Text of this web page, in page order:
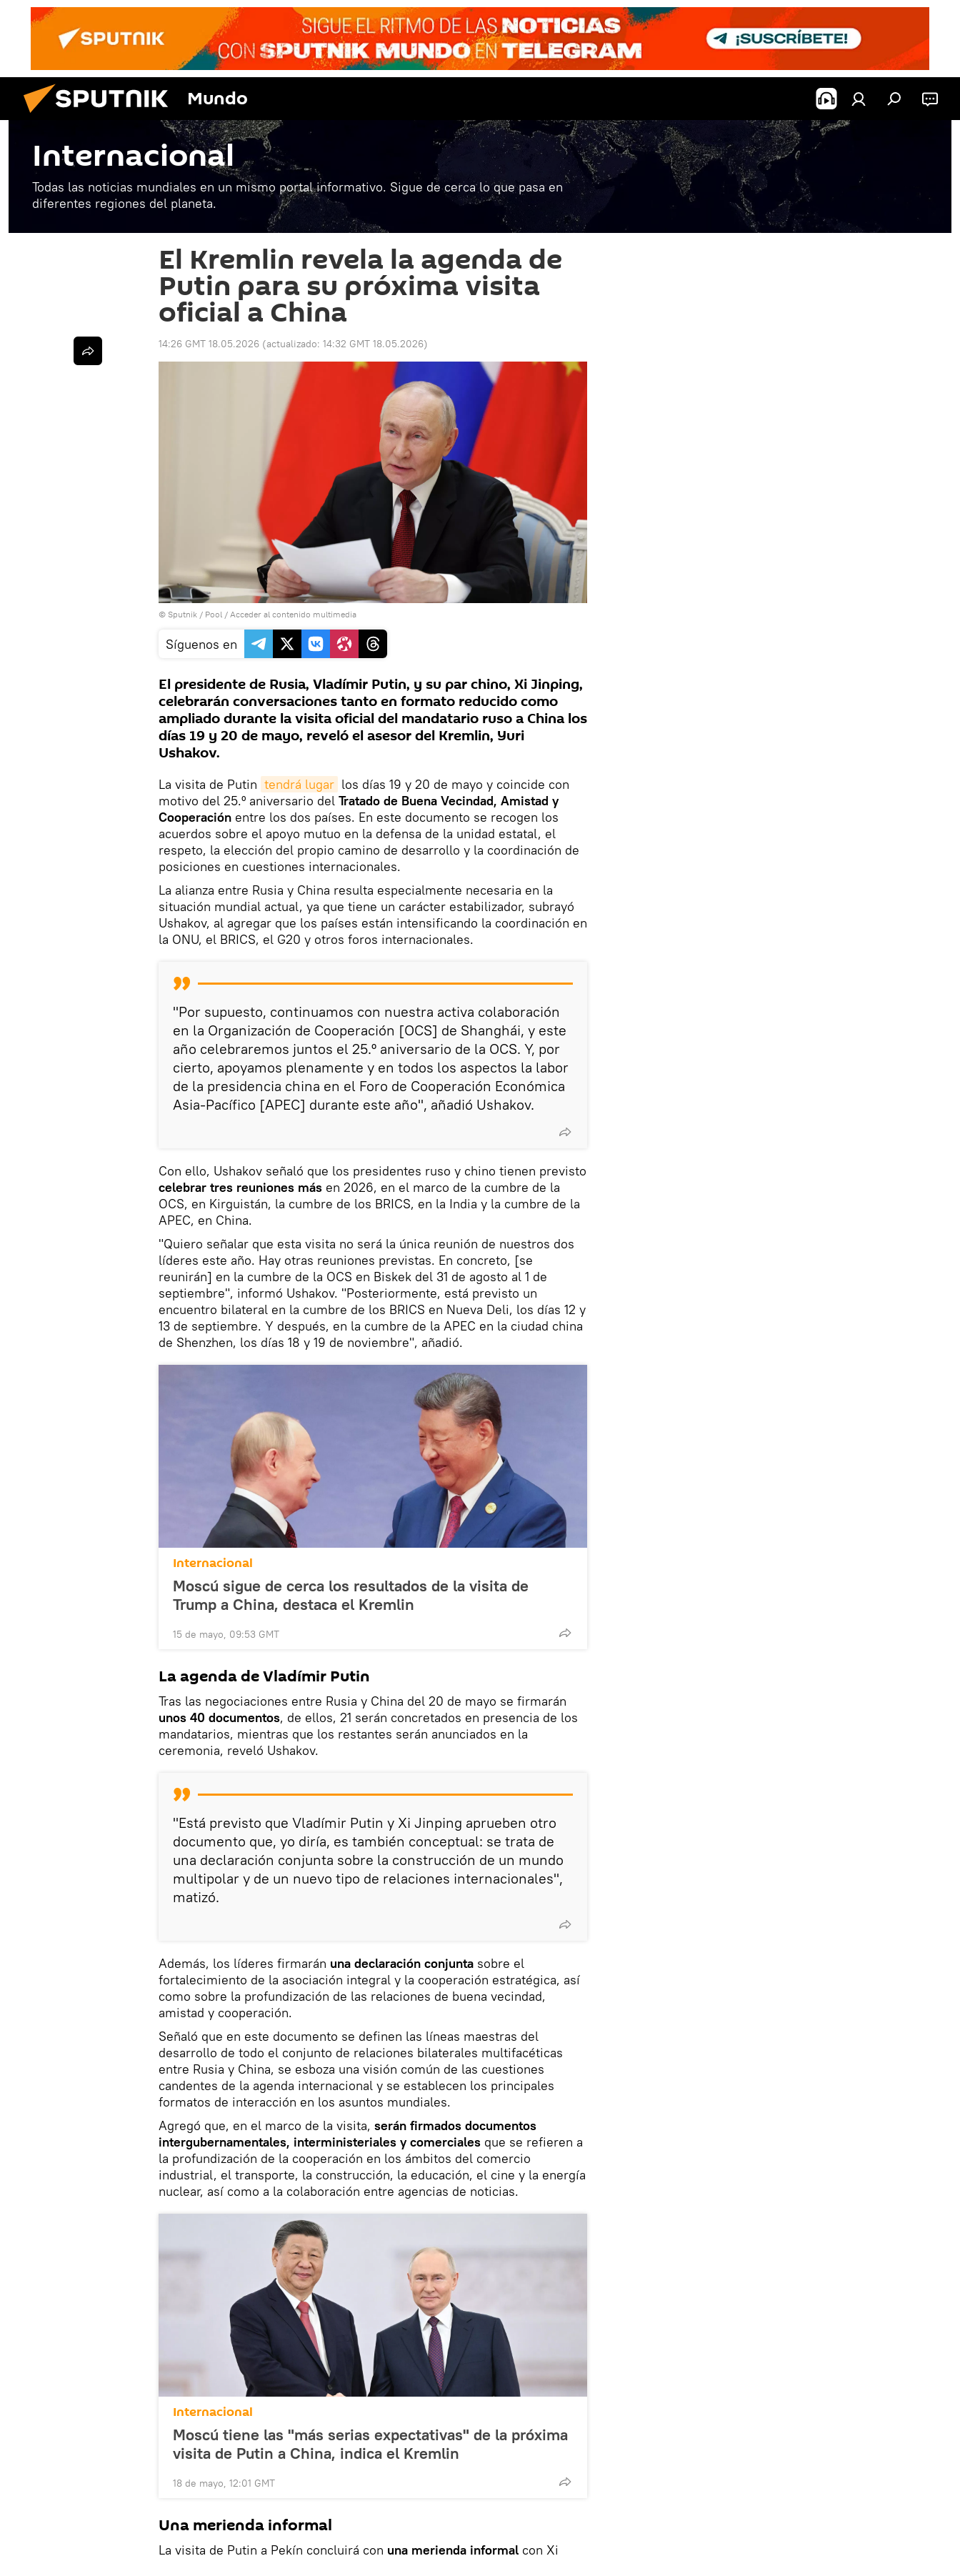
Mundo
Internacional
Todas las noticias mundiales en un mismo portal informativo. Sigue de cerca lo que pasa en
diferentes regiones del planeta.
El Kremlin revela la agenda de
Putin para su próxima visita
oficial a China
14:26 GMT 18.05.2026 (actualizado: 14:32 GMT 18.05.2026)
© Sputnik / Pool / Acceder al contenido multimedia
Síguenos en
El presidente de Rusia, Vladímir Putin, y su par chino, Xi Jinping,
celebrarán conversaciones tanto en formato reducido como
ampliado durante la visita oficial del mandatario ruso a China los
días 19 y 20 de mayo, reveló el asesor del Kremlin, Yuri
Ushakov.
La visita de Putin tendrá lugar los días 19 y 20 de mayo y coincide con
motivo del 25.º aniversario del Tratado de Buena Vecindad, Amistad y
Cooperación entre los dos países. En este documento se recogen los
acuerdos sobre el apoyo mutuo en la defensa de la unidad estatal, el
respeto, la elección del propio camino de desarrollo y la coordinación de
posiciones en cuestiones internacionales.
La alianza entre Rusia y China resulta especialmente necesaria en la
situación mundial actual, ya que tiene un carácter estabilizador, subrayó
Ushakov, al agregar que los países están intensificando la coordinación en
la ONU, el BRICS, el G20 y otros foros internacionales.
"Por supuesto, continuamos con nuestra activa colaboración
en la Organización de Cooperación [OCS] de Shanghái, y este
año celebraremos juntos el 25.º aniversario de la OCS. Y, por
cierto, apoyamos plenamente y en todos los aspectos la labor
de la presidencia china en el Foro de Cooperación Económica
Asia-Pacífico [APEC] durante este año", añadió Ushakov.
Con ello, Ushakov señaló que los presidentes ruso y chino tienen previsto
celebrar tres reuniones más en 2026, en el marco de la cumbre de la
OCS, en Kirguistán, la cumbre de los BRICS, en la India y la cumbre de la
APEC, en China.
"Quiero señalar que esta visita no será la única reunión de nuestros dos
líderes este año. Hay otras reuniones previstas. En concreto, [se
reunirán] en la cumbre de la OCS en Biskek del 31 de agosto al 1 de
septiembre", informó Ushakov. "Posteriormente, está previsto un
encuentro bilateral en la cumbre de los BRICS en Nueva Deli, los días 12 y
13 de septiembre. Y después, en la cumbre de la APEC en la ciudad china
de Shenzhen, los días 18 y 19 de noviembre", añadió.
Internacional
Moscú sigue de cerca los resultados de la visita de
Trump a China, destaca el Kremlin
15 de mayo, 09:53 GMT
La agenda de Vladímir Putin
Tras las negociaciones entre Rusia y China del 20 de mayo se firmarán
unos 40 documentos, de ellos, 21 serán concretados en presencia de los
mandatarios, mientras que los restantes serán anunciados en la
ceremonia, reveló Ushakov.
"Está previsto que Vladímir Putin y Xi Jinping aprueben otro
documento que, yo diría, es también conceptual: se trata de
una declaración conjunta sobre la construcción de un mundo
multipolar y de un nuevo tipo de relaciones internacionales",
matizó.
Además, los líderes firmarán una declaración conjunta sobre el
fortalecimiento de la asociación integral y la cooperación estratégica, así
como sobre la profundización de las relaciones de buena vecindad,
amistad y cooperación.
Señaló que en este documento se definen las líneas maestras del
desarrollo de todo el conjunto de relaciones bilaterales multifacéticas
entre Rusia y China, se esboza una visión común de las cuestiones
candentes de la agenda internacional y se establecen los principales
formatos de interacción en los asuntos mundiales.
Agregó que, en el marco de la visita, serán firmados documentos
intergubernamentales, interministeriales y comerciales que se refieren a
la profundización de la cooperación en los ámbitos del comercio
industrial, el transporte, la construcción, la educación, el cine y la energía
nuclear, así como a la colaboración entre agencias de noticias.
Internacional
Moscú tiene las "más serias expectativas" de la próxima
visita de Putin a China, indica el Kremlin
18 de mayo, 12:01 GMT
Una merienda informal
La visita de Putin a Pekín concluirá con una merienda informal con Xi